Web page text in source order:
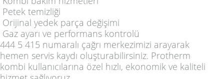
Petek temizliği
Orijinal yedek parça değişimi
Gaz ayarı ve performans kontrolü
444 5 415 numaralı çağrı merkezimizi arayarak
hemen servis kaydı oluşturabilirsiniz. Protherm
kombi kullanıcılarına özel hızlı, ekonomik ve kaliteli